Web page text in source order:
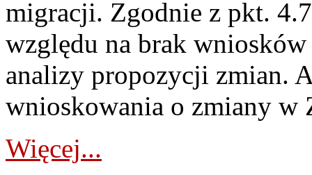
migracji. Zgodnie z pkt.
względu na brak
analizy propozycji zmian.
wnioskowania o zmiany w
Więcej...